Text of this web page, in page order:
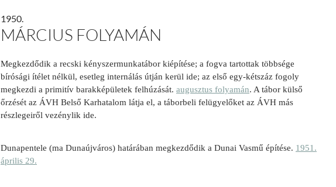
1950.
MÁRCIUS FOLYAMÁN
Megkezdődik a recski kényszermunkatábor kiépítése; a fogva tartottak többsége
bírósági ítélet nélkül, esetleg internálás útján kerül ide; az első egy-kétszáz fogoly
megkezdi a primitív barakképületek felhúzását. augusztus folyamán. A tábor külső
őrzését az ÁVH Belső Karhatalom látja el, a táborbeli felügyelőket az ÁVH más
részlegeiről vezénylik ide.
Dunapentele (ma Dunaújváros) határában megkezdődik a Dunai Vasmű építése. 1951.
április 29.